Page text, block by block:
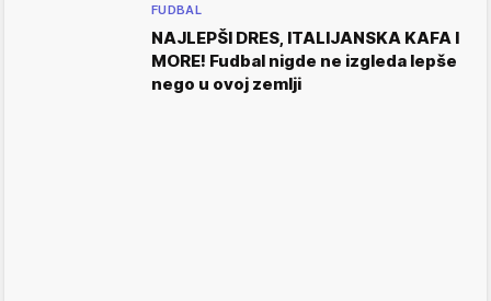
FUDBAL
NAJLEPŠI DRES, ITALIJANSKA KAFA I
MORE! Fudbal nigde ne izgleda lepše
nego u ovoj zemlji